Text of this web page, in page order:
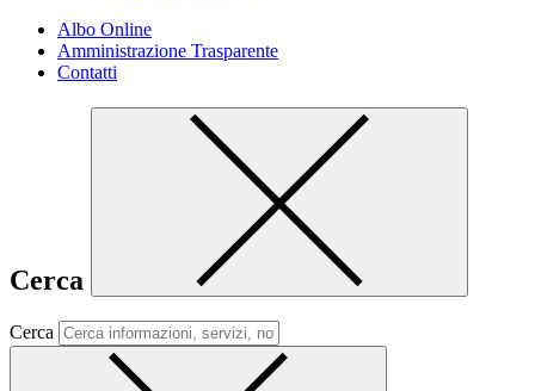
Albo Online
Amministrazione Trasparente
Contatti
Cerca
Cerca